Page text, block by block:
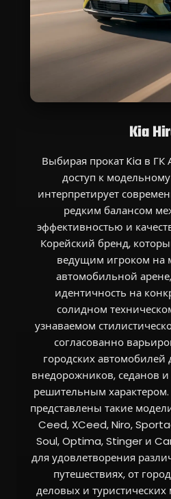
Kia
Выбирая прокат Kia в ГК
доступ к
интерпретирует
редким балансом
эффективностью и
Корейский бренд,
ведущим игроком на
автомобильной
идентичность на
солидном
узнаваемом
согласованно
городских
внедорожников, седанов и
решительным характером.
представлены такие
Ceed, XCeed, Niro,
Soul, Optima, Stinger и
для удовлетворения
путешествиях, от
деловых и